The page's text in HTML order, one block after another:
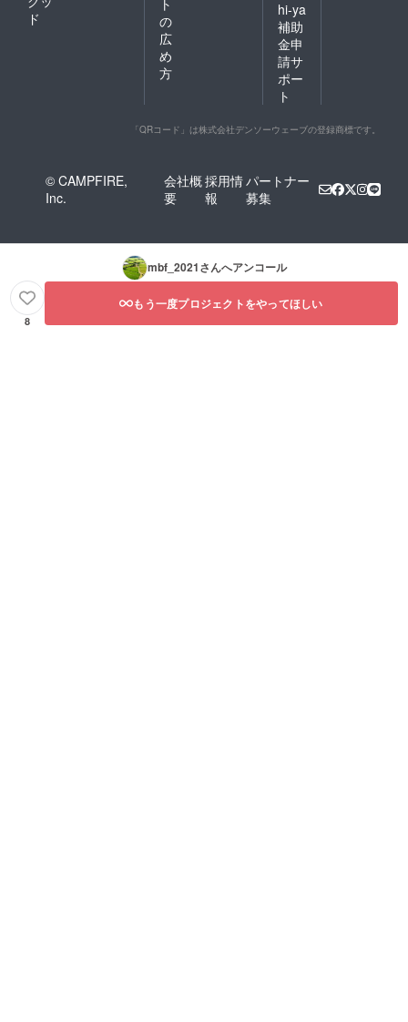
ド
の
広
め
方
hi-ya
補助
金申
請サ
ポー
ト
「QRコード」は株式会社デンソーウェーブの登録商標です。
© CAMPFIRE,
Inc.
会社概
要
採用情
報
パートナー
募集
mbf_2021さんへアンコール
8
もう一度プロジェクトをやってほしい